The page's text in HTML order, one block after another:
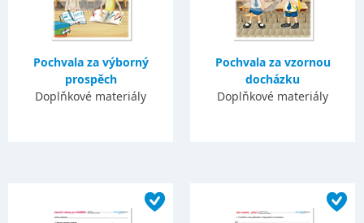
Pochvala za výborný
prospěch
Doplňkové materiály
Pochvala za vzornou
docházku
Doplňkové materiály